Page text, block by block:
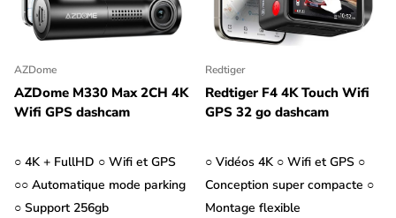
AZDome
AZDome M330 Max 2CH 4K
Wifi GPS dashcam
○ 4K + FullHD ○ Wifi et GPS
○○ Automatique mode parking
○ Support 256gb
Redtiger
Redtiger F4 4K Touch Wifi
GPS 32 go dashcam
○ Vidéos 4K ○ Wifi et GPS ○
Conception super compacte ○
Montage flexible